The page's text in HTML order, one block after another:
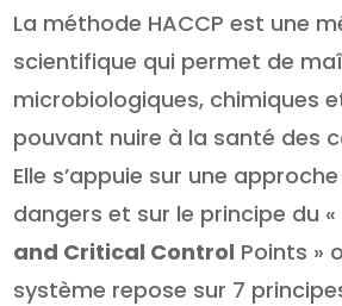
La méthode HACCP est une
scientifique qui permet de
microbiologiques, chimiques
pouvant nuire à la santé des
Elle s’appuie sur une
dangers et sur le principe du
and Critical Control Points »
système repose sur 7